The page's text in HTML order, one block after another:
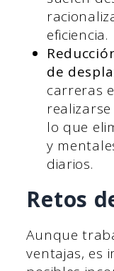
eficiencia.
de
carreras
lo que
y
diarios.
Retos
Aunque
ventajas, es